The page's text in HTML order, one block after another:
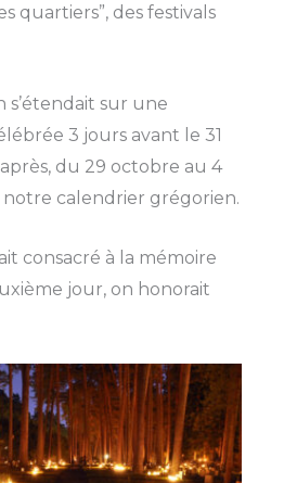
quartiers”, des festivals
s’étendait sur une
3 jours avant le 31
du 29 octobre au 4
notre calendrier grégorien.
consacré à la mémoire
jour, on honorait